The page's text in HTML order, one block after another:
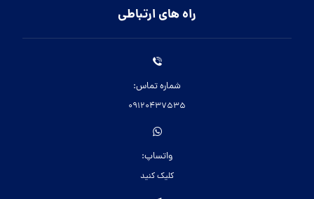
راه های ارتباطی
شماره تماس:
09120437535
واتساپ:
کلیک کنید